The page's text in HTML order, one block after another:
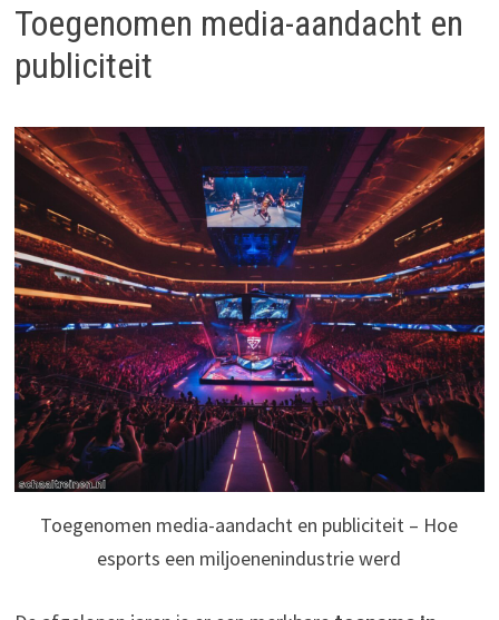
Toegenomen media-aandacht en
publiciteit
Toegenomen media-aandacht en publiciteit – Hoe
esports een miljoenenindustrie werd